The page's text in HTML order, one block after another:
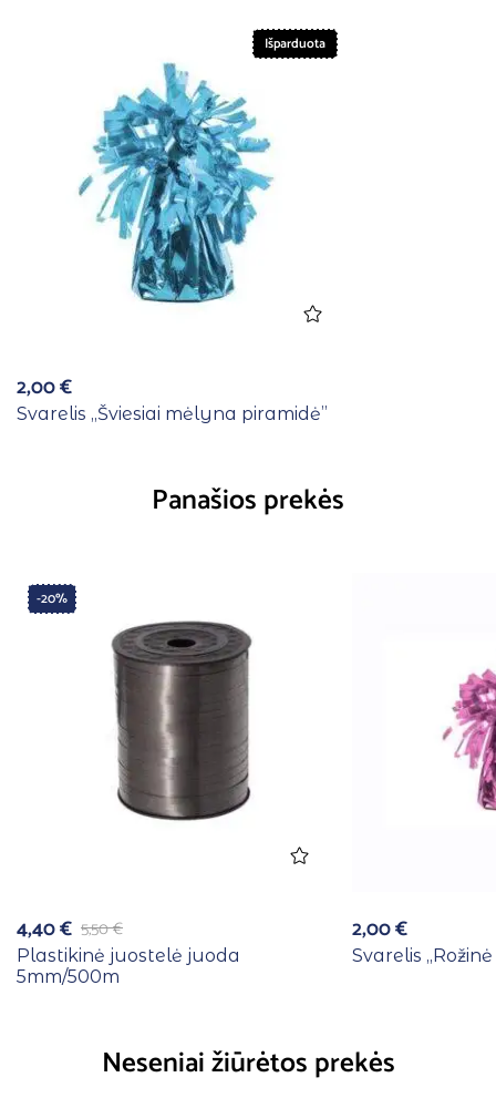
Išparduota
2,00€
Svarelis ,,Šviesiai mėlyna piramidė”
Panašios prekės
-20%
5,50€
4,40€
Plastikinė juostelė juoda
5mm/500m
2,00€
Svarelis
Neseniai žiūrėtos prekės